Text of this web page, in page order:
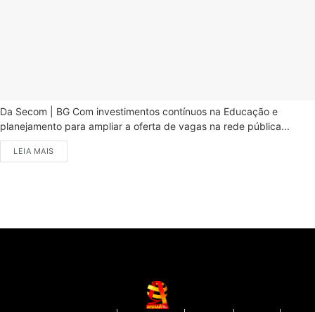
Da Secom | BG Com investimentos contínuos na Educação e
planejamento para ampliar a oferta de vagas na rede pública...
LEIA MAIS